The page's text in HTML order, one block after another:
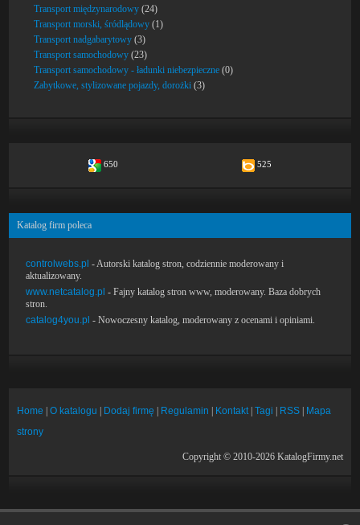
Transport międzynarodowy (24)
Transport morski, śródlądowy (1)
Transport nadgabarytowy (3)
Transport samochodowy (23)
Transport samochodowy - ładunki niebezpieczne (0)
Zabytkowe, stylizowane pojazdy, dorożki (3)
650 525
Katalog firm poleca
controlwebs.pl - Autorski katalog stron, codziennie moderowany i
aktualizowany.
www.netcatalog.pl - Fajny katalog stron www, moderowany. Baza dobrych
stron.
catalog4you.pl - Nowoczesny katalog, moderowany z ocenami i opiniami.
Home |O katalogu Dodaj firmę Regulamin Kontakt|Tagi RSS
Mapa
strony
Copyright © 2010-2026 KatalogFirmy.net